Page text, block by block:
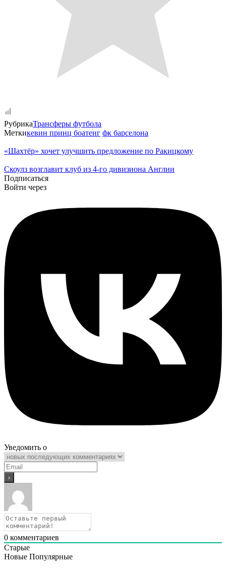
РубрикаТрансферы футбола
Меткикевин принц боатенг фк барселона
«Шахтёр» хочет улучшить предложение по Ракицкому
Cкоулз возглавит клуб из 4-го дивизиона Англии
Подписаться
Войти через
Уведомить о
0 комментариев
Старые
Новые Популярные